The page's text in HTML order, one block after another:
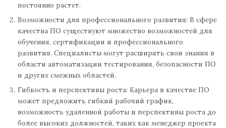
постоянно растет.
Возможности для профессионального развития: В сфере
качества ПО существуют множество возможностей для
обучения, сертификации и профессионального
развития. Специалисты могут расширять свои знания в
области автоматизации тестирования, безопасности ПО
и других смежных областей.
Гибкость и перспективы роста: Карьера в качестве ПО
может предложить гибкий рабочий график,
возможность удаленной работы и перспективы роста до
более высоких должностей, таких как менеджер проекта